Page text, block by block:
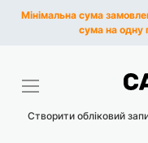
Мінімальна сума
сума на одну
Створити обліковий